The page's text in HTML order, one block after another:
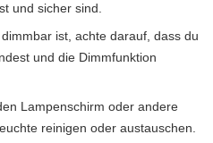
und sicher sind.
ist, achte darauf, dass du
und die Dimmfunktion
Lampenschirm oder andere
reinigen oder austauschen.